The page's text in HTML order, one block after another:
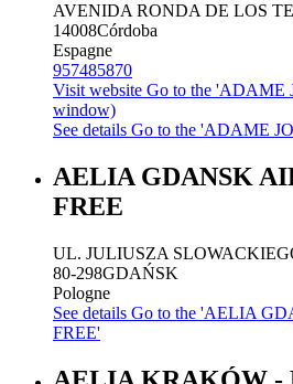
AVENIDA RONDA DE LOS
14008Córdoba
Espagne
957485870
Visit website Go to the 'ADAME
window)
See details Go to the 'ADAME
AELIA GDANSK
FREE
UL. JULIUSZA
80-298GDAŃSK
Pologne
See details Go to the 'AELIA
FREE'